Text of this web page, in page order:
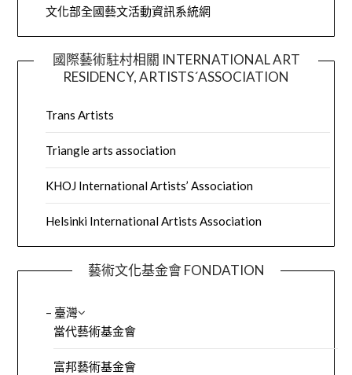
文化部全國藝文活動資訊系統網
國際藝術駐村相關 INTERNATIONAL ART
RESIDENCY, ARTISTS´ASSOCIATION
Trans Artists
Triangle arts association
KHOJ International Artists’ Association
Helsinki International Artists Association
藝術文化基金會 FONDATION
– 臺灣
當代藝術基金會
富邦藝術基金會